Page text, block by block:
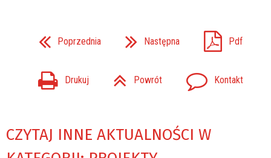
Poprzednia Następna Pdf
Drukuj Powrót Kontakt
CZYTAJ INNE AKTUALNOŚCI W